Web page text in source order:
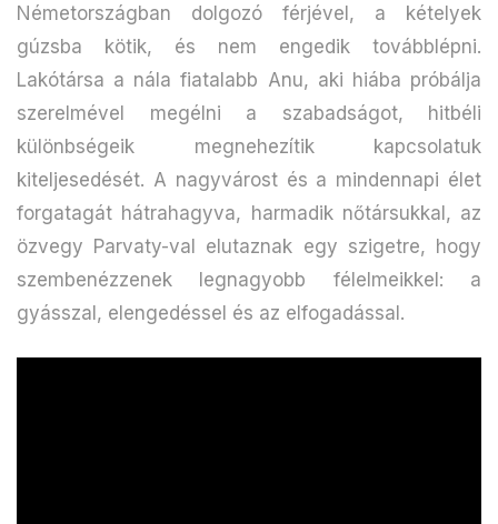
Németországban dolgozó férjével, a kételyek
gúzsba kötik, és nem engedik továbblépni.
Lakótársa a nála fiatalabb Anu, aki hiába próbálja
szerelmével megélni a szabadságot, hitbéli
különbségeik megnehezítik kapcsolatuk
kiteljesedését. A nagyvárost és a mindennapi élet
forgatagát hátrahagyva, harmadik nőtársukkal, az
özvegy Parvaty-val elutaznak egy szigetre, hogy
szembenézzenek legnagyobb félelmeikkel: a
gyásszal, elengedéssel és az elfogadással.